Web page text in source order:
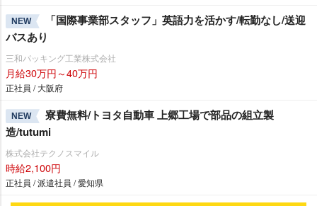
NEW
「国際事業部スタッフ」英語力を活かす/転勤なし/送迎
バスあり
三和パッキング工業株式会社
月給30万円～40万円
正社員 / 大阪府
NEW
寮費無料/トヨタ自動車 上郷工場で部品の組立製
造/tutumi
株式会社テクノスマイル
時給2,100円
正社員 / 派遣社員 / 愛知県